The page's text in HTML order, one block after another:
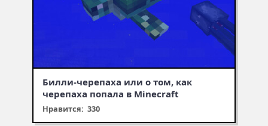
Билли-черепаха или о том, как
черепаха попала в Minecraft
Нравится: 330